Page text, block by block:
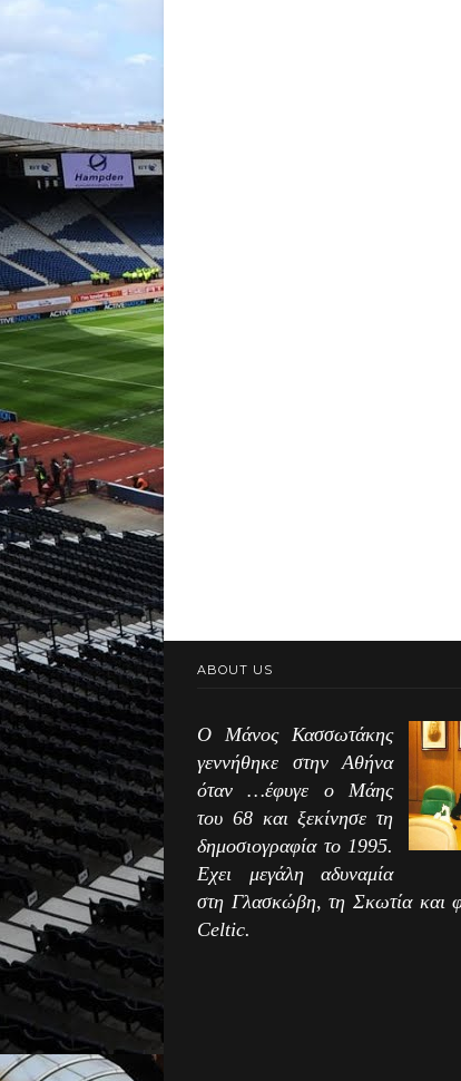
ABOUT US
Ο Μάνος Κασσωτάκης
γεννήθηκε στην Αθήνα
όταν …έφυγε ο Μάης
του 68 και ξεκίνησε τη
δημοσιογραφία το 1995.
Εχει μεγάλη αδυναμία
στη Γλασκώβη, τη Σκωτία και
Celtic.